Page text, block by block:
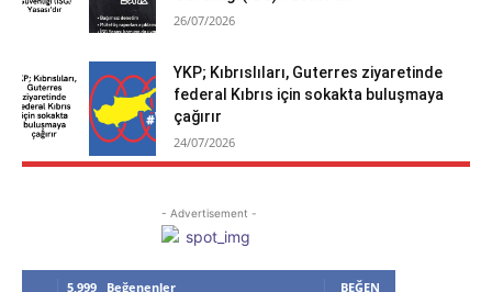
26/07/2026
YKP; Kıbrıslıları, Guterres ziyaretinde
federal Kıbrıs için sokakta buluşmaya
çağırır
24/07/2026
- Advertisement -
5,999 Beğenenler BEĞEN